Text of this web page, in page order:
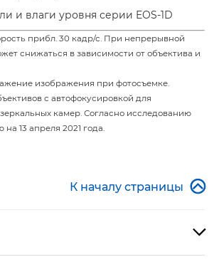
и влаги уровня серии EOS-1D
прибл. 30 кадр/с. При непрерывной
снижаться в зависимости от объектива и
изображения при фотосъемке.
с автофокусировкой для
камер. Согласно исследованию
13 апреля 2021 года.
К началу страницы 
